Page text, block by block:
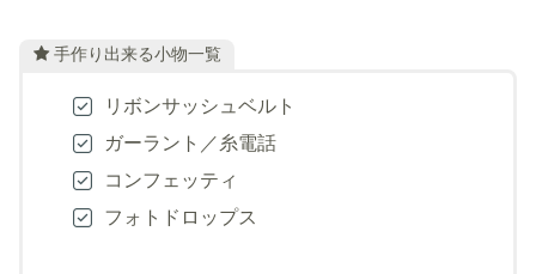
手作り出来る小物一覧
リボンサッシュベルト
ガーラント／糸電話
コンフェッティ
フォトドロップス